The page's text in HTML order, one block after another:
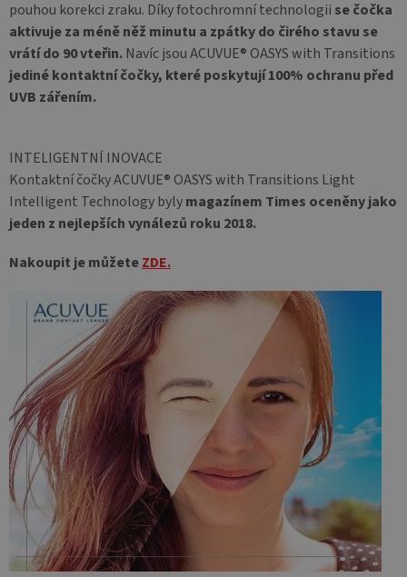
pouhou korekci zraku. Díky fotochromní technologii se čočka
aktivuje za méně něž minutu a zpátky do čirého stavu se
vrátí do 90 vteřin.Navíc jsou ACUVUE® OASYS with Transitions
jediné kontaktní čočky, které poskytují 100% ochranu před
UVB zářením.
INTELIGENTNÍ INOVACE
Kontaktní čočky ACUVUE® OASYS with Transitions Light
Intelligent Technology bylymagazínem Times oceněny jako
jeden z nejlepších vynálezů roku 2018.
Nakoupit je můžeteZDE.